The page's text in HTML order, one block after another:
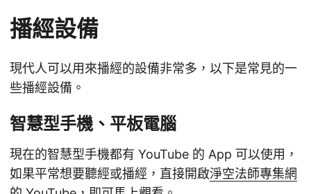
播經設備
現代人可以用來播經的設備非常多，以下是常見的一
些播經設備。
智慧型手機、平板電腦
現在的智慧型手機都有 YouTube 的 App 可以使用，
如果平常想要聽經或播經，直接開啟淨空法師專集網